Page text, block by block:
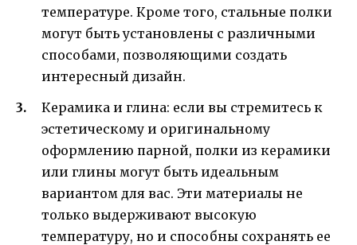
температуре. Кроме того, стальные полки
могут быть установлены с различными
способами, позволяющими создать
интересный дизайн.
Керамика и глина: если вы стремитесь к
эстетическому и оригинальному
оформлению парной, полки из керамики
или глины могут быть идеальным
вариантом для вас. Эти материалы не
только выдерживают высокую
температуру, но и способны сохранять ее